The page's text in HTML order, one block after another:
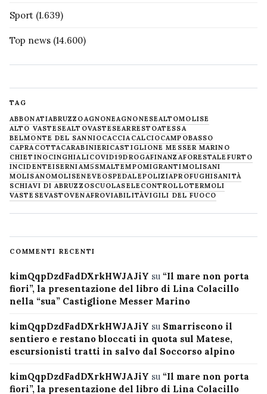
Sport (1.639)
Top news (14.600)
TAG
ABBONATIABRUZZOAGNONEAGNONESEALTOMOLISE
ALTO VASTESEALTOVASTESEARRESTOATESSA
BELMONTE DEL SANNIOCACCIA CALCIOCAMPOBASSO
CAPRACOTTACARABINIERICASTIGLIONE MESSER MARINO
CHIETINOCINGHIALICOVID19DROGAFINANZAFORESTALE FURTO
INCIDENTEISERNIAM5SMALTEMPOMIGRANTIMOLISANI
MOLISANOMOLISENEVE OSPEDALEPOLIZIAPROFUGHISANITÀ
SCHIAVI DI ABRUZZOSCUOLASELECONTROLLOTERMOLI
VASTESEVASTOVENAFROVIABILITÀVIGILI DEL FUOCO
COMMENTI RECENTI
kimQqpDzdFadDXrkHWJAJiY su “Il mare non porta
fiori”, la presentazione del libro di Lina Colacillo
nella “sua” Castiglione Messer Marino
kimQqpDzdFadDXrkHWJAJiY su Smarriscono il
sentiero e restano bloccati in quota sul Matese,
escursionisti tratti in salvo dal Soccorso alpino
kimQqpDzdFadDXrkHWJAJiY su “Il mare non porta
fiori”, la presentazione del libro di Lina Colacillo